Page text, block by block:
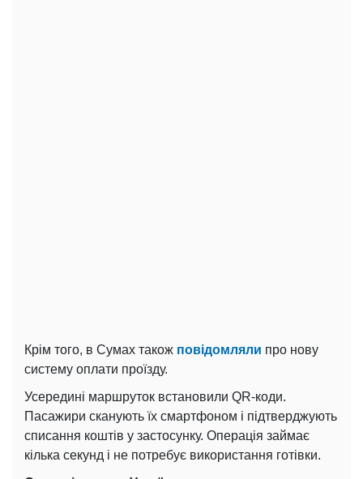
Крім того, в Сумах також повідомляли про нову
систему оплати проїзду.
Усередині маршруток встановили QR-коди.
Пасажири сканують їх смартфоном і підтверджують
списання коштів у застосунку. Операція займає
кілька секунд і не потребує використання готівки.